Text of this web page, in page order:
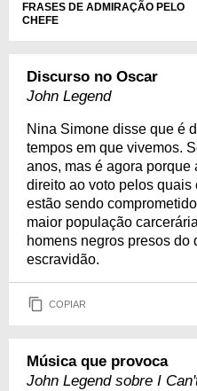
FRASES DE ADMIRAÇÃO PELO
CHEFE
Discurso no Oscar
John Legend
Nina Simone disse que é
tempos em que vivemos.
anos, mas é agora porque
direito ao voto pelos quais
estão sendo
maior população
homens negros presos do
escravidão.
COPIAR
Música que provoca
John Legend sobre I